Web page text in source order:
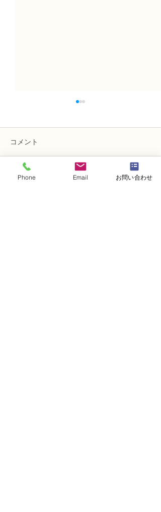
N FＤ資格検定1級レッス
コメント
コメントを追加…
Phone Email お問い合わせ